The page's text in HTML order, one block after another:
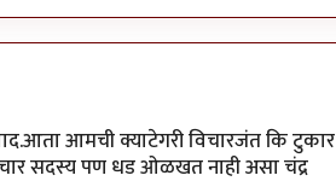
आमची क्याटेगरी विचारजंत कि टुकार
चार सदस्य पण धड ओळखत नाही असा चंद्र